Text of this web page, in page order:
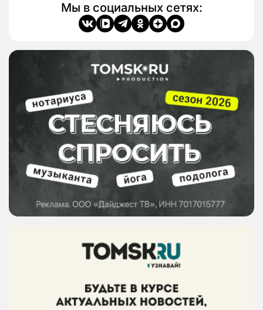
Мы в социальных сетях: